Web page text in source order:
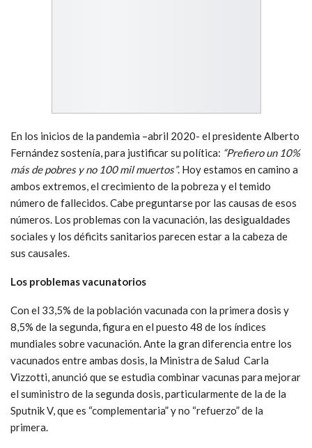
En los inicios de la pandemia –abril 2020- el presidente Alberto
Fernández sostenía, para justificar su política: “Prefiero un 10%
más de pobres y no 100 mil muertos”. Hoy estamos en camino a
ambos extremos, el crecimiento de la pobreza y el temido
número de fallecidos. Cabe preguntarse por las causas de esos
números. Los problemas con la vacunación, las desigualdades
sociales y los déficits sanitarios parecen estar a la cabeza de
sus causales.
Los problemas vacunatorios
Con el 33,5% de la población vacunada con la primera dosis y
8,5% de la segunda, figura en el puesto 48 de los índices
mundiales sobre vacunación. Ante la gran diferencia entre los
vacunados entre ambas dosis, la Ministra de Salud Carla
Vizzotti, anunció que se estudia combinar vacunas para mejorar
el suministro de la segunda dosis, particularmente de la de la
Sputnik V, que es “complementaria” y no “refuerzo” de la
primera.